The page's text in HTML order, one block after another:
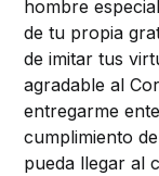
hombre
de tu propia
de imitar tus
agradable al
entregarme
cumplimiento
pueda llegar al